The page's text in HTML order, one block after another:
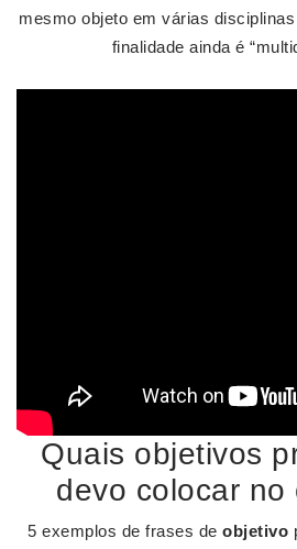
mesmo objeto em várias
finalidade ainda é
Quais objetivos
devo colocar no
5 exemplos de frases de objetivo